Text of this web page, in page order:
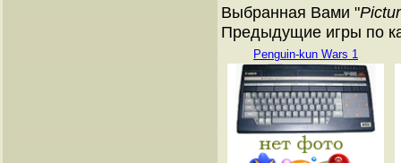
Выбранная Вами "
Предыдущие игры по
Penguin-kun Wars 1